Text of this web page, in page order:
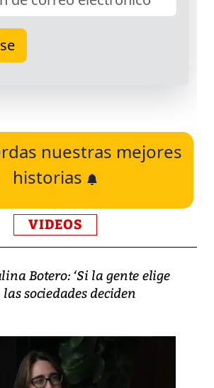
nuestras mejores
historias
VIDEOS
Botero: ‘Si la gente elige
sociedades deciden